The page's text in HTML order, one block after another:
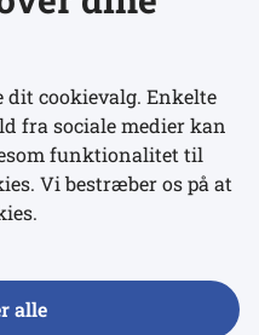
cookievalg. Enkelte
fra sociale medier kan
funktionalitet til
Vi bestræber os på at
alle